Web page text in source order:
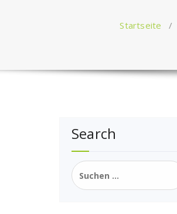
Startseite /
Search
Suchen
nach: